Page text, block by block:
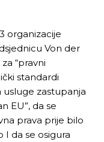
organizacije
Von der
“pravni
standardi
zastupanja
EU”, da se
prava prije bilo
I da se osigura